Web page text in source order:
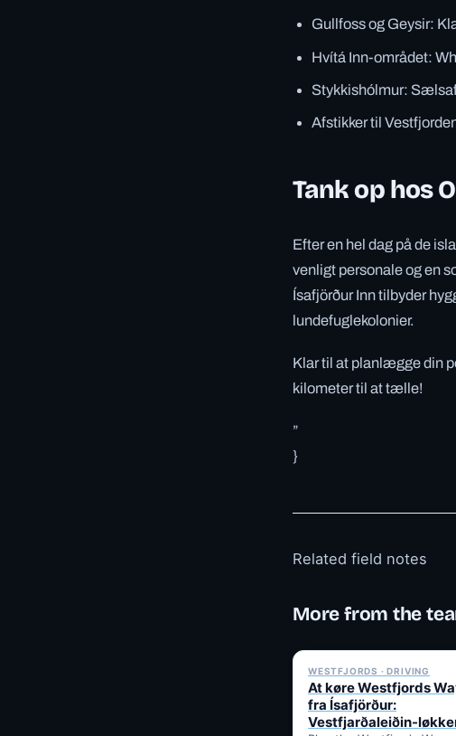
Gullfoss og Geysir:
Hvítá Inn-området:
Stykkishólmur:
Afstikker til
Tank op hos
Efter en hel dag på de
venligt personale og en
Ísafjörður Inn tilbyder
lundefuglekolonier.
Klar til at planlægge din
kilometer til at tælle!
”
}
Related field notes
More from the
WESTFJORDS · DRIVING
At køre Westfjords
fra Ísafjörður:
Vestfjarðaleiðin-